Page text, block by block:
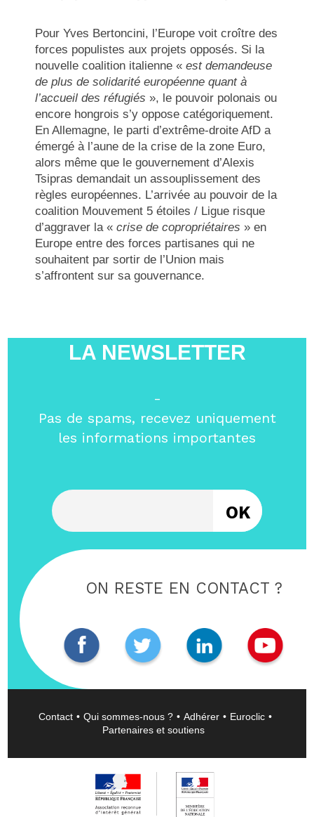
Pour Yves Bertoncini, l’Europe voit croître des
forces populistes aux projets opposés. Si la
nouvelle coalition italienne «est demandeuse
de plus de solidarité européenne quant à
l’accueil des réfugiés », le pouvoir polonais ou
encore hongrois s’y oppose catégoriquement.
En Allemagne, le parti d’extrême-droite AfD a
émergé à l’aune de la crise de la zone Euro,
alors même que le gouvernement d’Alexis
Tsipras demandait un assouplissement des
règles européennes. L’arrivée au pouvoir de la
coalition Mouvement 5 étoiles / Ligue risque
d’aggraver la «crise de copropriétaires » en
Europe entre des forces partisanes qui ne
souhaitent par sortir de l’Union mais
s’affrontent sur sa gouvernance.
LA NEWSLETTER
-
Pas de spams, recevez uniquement
les informations importantes
ON RESTE EN CONTACT ?
Contact Qui sommes-nous ? Adhérer
Euroclic
Partenaires et soutiens